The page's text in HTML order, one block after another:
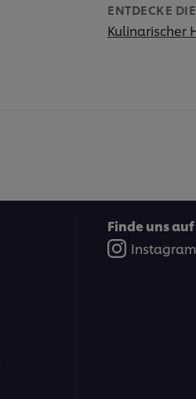
ENTDECKE
Kulinarischer
Finde uns auf
Instagram